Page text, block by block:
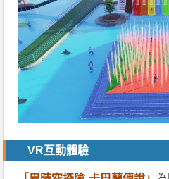
VR互動體驗